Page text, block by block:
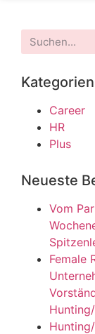
Kategorien
Career
HR
Plus
Neueste
Vom
Female